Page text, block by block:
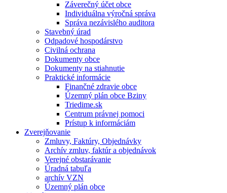
Záverečný účet obce
Individuálna výročná správa
Správa nezávislého auditora
Stavebný úrad
Odpadové hospodárstvo
Civilná ochrana
Dokumenty obce
Dokumenty na stiahnutie
Praktické informácie
Finančné zdravie obce
Územný plán obce Bziny
Triedime.sk
Centrum právnej pomoci
Prístup k informáciám
Zverejňovanie
Zmluvy, Faktúry, Objednávky
Archív zmluv, faktúr a objednávok
Verejné obstarávanie
Úradná tabuľa
archív VZN
Územný plán obce